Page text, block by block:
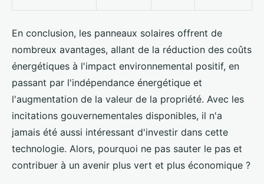
En conclusion, les panneaux solaires offrent de
nombreux avantages, allant de la réduction des coûts
énergétiques à l'impact environnemental positif, en
passant par l'indépendance énergétique et
l'augmentation de la valeur de la propriété. Avec les
incitations gouvernementales disponibles, il n'a
jamais été aussi intéressant d'investir dans cette
technologie. Alors, pourquoi ne pas sauter le pas et
contribuer à un avenir plus vert et plus économique ?